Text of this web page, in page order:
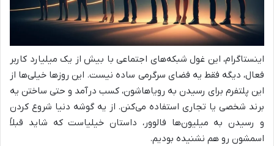
اینستاگرام، این غول شبکه‌های اجتماعی با بیش از یک میلیارد کاربر
فعال، دیگه فقط یه فضای سرگرمی ساده نیست. این روزها خیلی‌ها از
این پلتفرم برای رسیدن به رویاهاشون، کسب درآمد و حتی ساختن یه
برند شخصی یا تجاری استفاده می‌کنن. از یه گوشه دنیا شروع کردن
و رسیدن به میلیون‌ها فالوور، داستان خیلیاست که شاید قبلاً
اسمشون رو هم نشنیده بودیم.